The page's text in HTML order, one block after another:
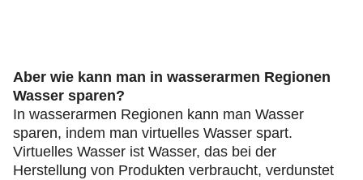
Aber wie kann man in wasserarmen Regionen
Wasser sparen?
In wasserarmen Regionen kann man Wasser
sparen, indem man virtuelles Wasser spart.
Virtuelles Wasser ist Wasser, das bei der
Herstellung von Produkten verbraucht, verdunstet